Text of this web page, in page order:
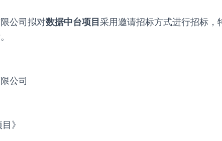
公司拟对数据中台项目 采用邀请招标方式进行招标，
公司
》